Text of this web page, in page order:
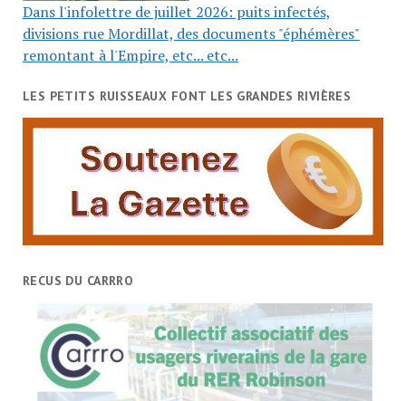
Dans l'infolettre de juillet 2026: puits infectés,
divisions rue Mordillat, des documents "éphémères"
remontant à l'Empire, etc... etc...
LES PETITS RUISSEAUX FONT LES GRANDES RIVIÈRES
RECUS DU CARRRO